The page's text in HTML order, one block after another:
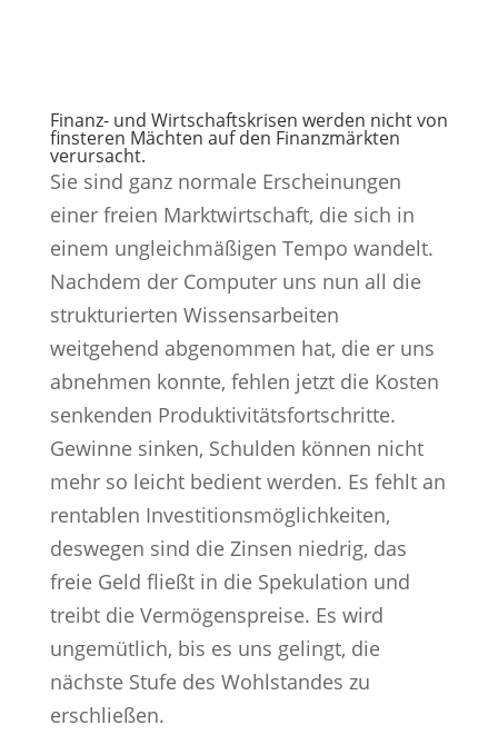
Finanz- und Wirtschaftskrisen werden nicht von
finsteren Mächten auf den Finanzmärkten
verursacht.
Sie sind ganz normale Erscheinungen
einer freien Marktwirtschaft, die sich in
einem ungleichmäßigen Tempo wandelt.
Nachdem der Computer uns nun all die
strukturierten Wissensarbeiten
weitgehend abgenommen hat, die er uns
abnehmen konnte, fehlen jetzt die Kosten
senkenden Produktivitätsfortschritte.
Gewinne sinken, Schulden können nicht
mehr so leicht bedient werden. Es fehlt an
rentablen Investitionsmöglichkeiten,
deswegen sind die Zinsen niedrig, das
freie Geld fließt in die Spekulation und
treibt die Vermögenspreise. Es wird
ungemütlich, bis es uns gelingt, die
nächste Stufe des Wohlstandes zu
erschließen.